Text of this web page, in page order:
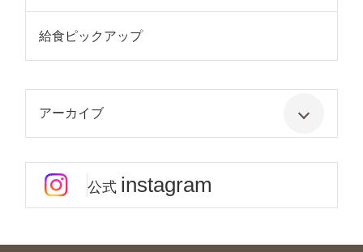
給食ピックアップ
アーカイブ
公式 instagram